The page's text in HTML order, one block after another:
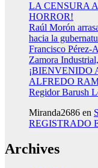
LA CENSURA
HORROR!
Raúl Morón
hacia la
Francisco Pérez-
Zamora
¡BIENVENIDO
ALFREDO
Regidor Barush
Miranda2686 en
REGISTRADO
Archives